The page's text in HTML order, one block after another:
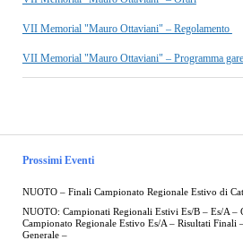
Prossimi Eventi
NUOTO – Finali Campionato Regionale Estivo di
NUOTO: Campionati Regionali Estivi Es/B – Es/A –
Campionato Regionale Estivo Es/A – Risultati Finali
Generale –
VII Memorial "Mauro Ottaviani" – Regolamento
VII Memorial "Mauro Ottaviani" – Programma gare